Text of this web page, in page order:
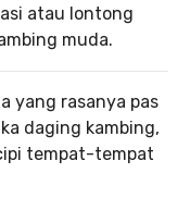
atau lontong
muda.
yang rasanya pas
daging kambing,
tempat-tempat